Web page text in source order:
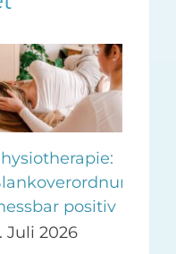
positiv
Juli 2026